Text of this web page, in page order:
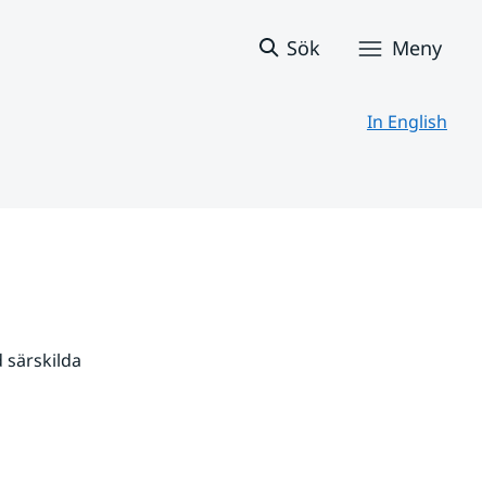
Sök Meny
In English
särskilda